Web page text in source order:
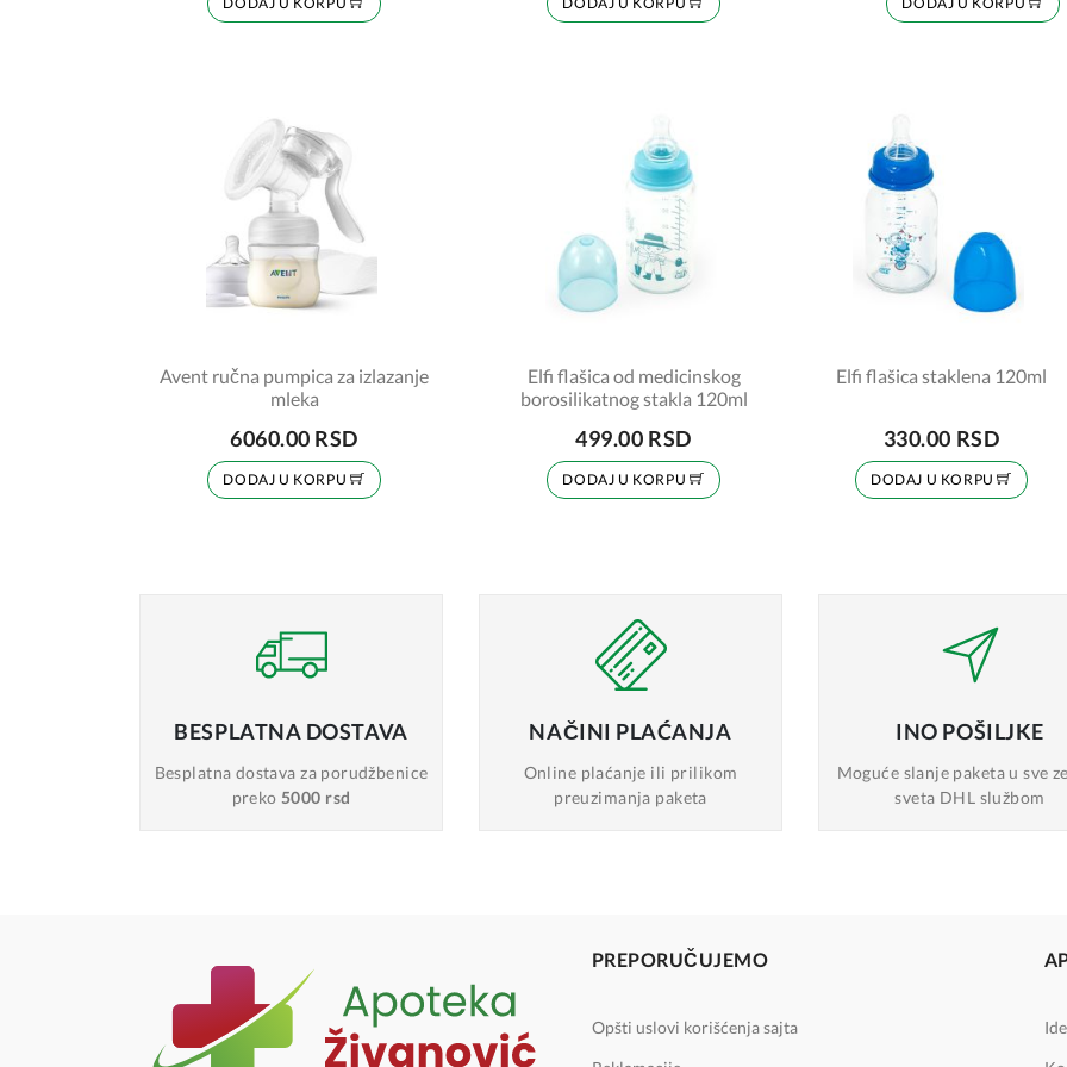
Avent ručna pumpica za izlazanje
mleka
6060.00 RSD
DODAJ U KORPU
Elfi flašica od medicinskog
borosilikatnog stakla 120ml
499.00 RSD
DODAJ U KORPU
Elfi flašica staklena 120ml
330.00 RSD
DODAJ U KORPU
BESPLATNA DOSTAVA
Besplatna dostavaza porudžbenice
preko 5000 rsd
NAČINI PLAĆANJA
Online plaćanje ili prilikom
preuzimanja paketa
INO POŠILJKE
Moguće slanje paketa u sve
sveta DHL službom
PREPORUČUJEMO
Opšti uslovi korišćenja sajta